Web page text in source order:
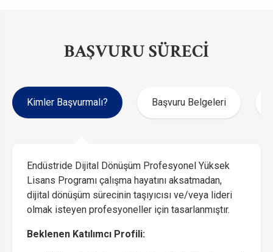
BAŞVURU SÜRECİ
Kimler Başvurmalı? Başvuru Belgeleri
Endüstride Dijital Dönüşüm Profesyonel Yüksek
Lisans Programı çalışma hayatını aksatmadan,
dijital dönüşüm sürecinin taşıyıcısı ve/veya lideri
olmak isteyen profesyoneller için tasarlanmıştır.
Beklenen Katılımcı Profili: